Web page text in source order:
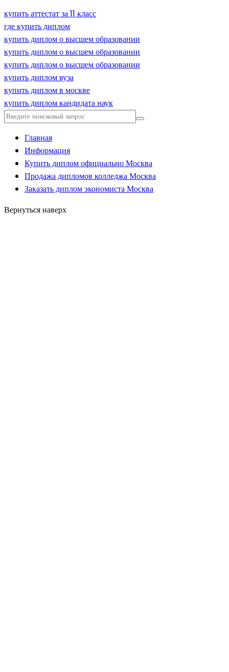
купить аттестат за 11 класс
где купить диплом
купить диплом о высшем образовании
купить диплом о высшем образовании
купить диплом о высшем образовании
купить диплом вуза
купить диплом в москве
купить диплом кандидата наук
Главная
Информация
Купить диплом официально Москва
Продажа дипломов колледжа Москва
Заказать диплом экономиста Москва
Вернуться наверх